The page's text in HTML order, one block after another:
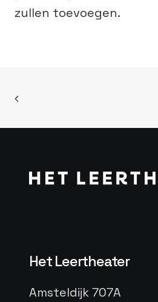
zullen toevoegen.
Het Leertheater
Amsteldijk 707A